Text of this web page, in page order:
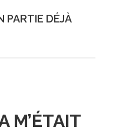
PARTIE DÉJÀ
M’ÉTAIT